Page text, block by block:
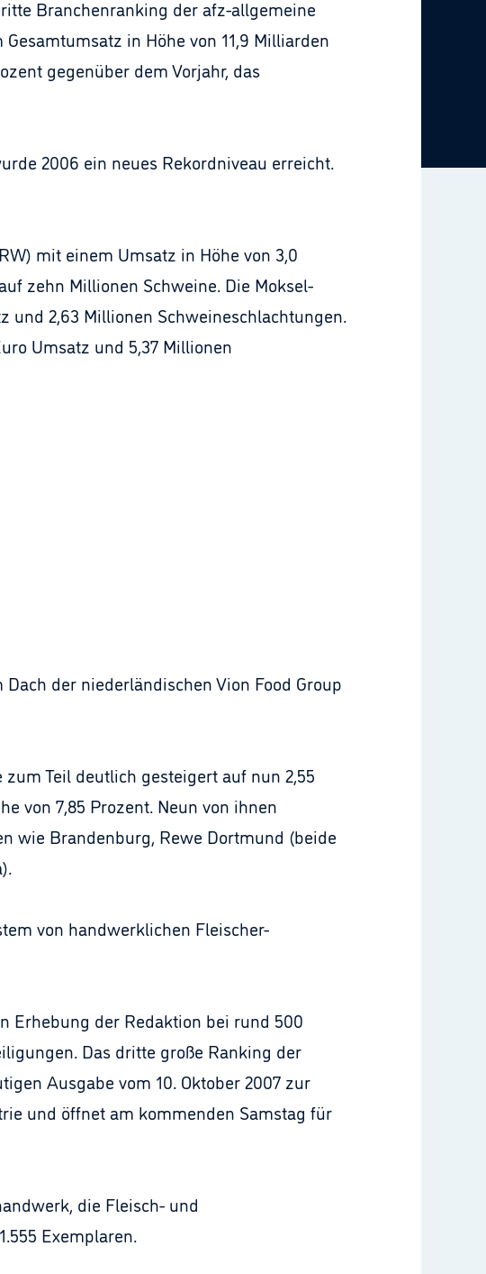
Branchenranking der afz-allgemeine
in Höhe von 11,9 Milliarden
gegenüber dem Vorjahr, das
2006 ein neues Rekordniveau erreicht.
mit einem Umsatz in Höhe von 3,0
zehn Millionen Schweine. Die Moksel-
und 2,63 Millionen Schweineschlachtungen.
Umsatz und 5,37 Millionen
der niederländischen Vion Food Group
Teil deutlich gesteigert auf nun 2,55
von 7,85 Prozent. Neun von ihnen
wie Brandenburg, Rewe Dortmund (beide
von handwerklichen Fleischer-
Erhebung der Redaktion bei rund 500
Das dritte große Ranking der
Ausgabe vom 10. Oktober 2007 zur
und öffnet am kommenden Samstag für
die Fleisch- und
Exemplaren.